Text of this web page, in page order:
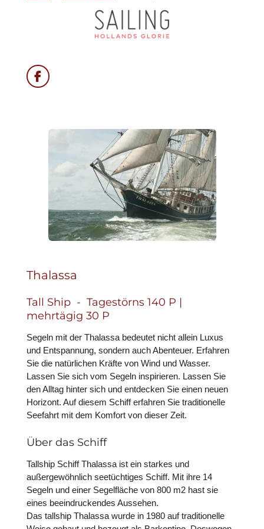
F
Thalassa
Tall Ship - Tagestörns 140 P |
mehrtägig 30 P
Segeln mit der Thalassa bedeutet nicht allein Luxus
und Entspannung, sondern auch Abenteuer. Erfahren
Sie die natürlichen Kräfte von Wind und Wasser.
Lassen Sie sich vom Segeln inspirieren. Lassen Sie
den Alltag hinter sich und entdecken Sie einen neuen
Horizont. Auf diesem Schiff erfahren Sie traditionelle
Seefahrt mit dem Komfort von dieser Zeit.
Über das Schiff
Tallship Schiff Thalassa ist ein starkes und
außergewöhnlich seetüchtiges Schiff. Mit ihre 14
Segeln und einer Segelfläche von 800 m2 hast sie
eines beeindruckendes Aussehen.
Das tallship Thalassa wurde in 1980 auf traditionelle